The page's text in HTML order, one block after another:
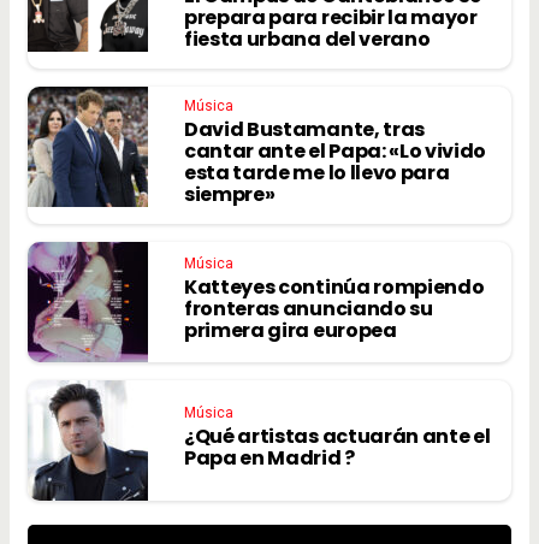
prepara para recibir la mayor
fiesta urbana del verano
Música
David Bustamante, tras
cantar ante el Papa: «Lo vivido
esta tarde me lo llevo para
siempre»
Música
Katteyes continúa rompiendo
fronteras anunciando su
primera gira europea
Música
¿Qué artistas actuarán ante el
Papa en Madrid ?